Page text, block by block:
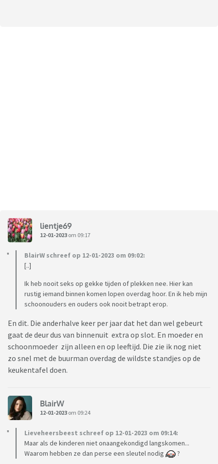
lientje69
12-01-2023 om 09:17
BlairW schreef op 12-01-2023 om 09:02:
[..]
Ik heb nooit seks op gekke tijden of plekken nee. Hier kan
rustig iemand binnen komen lopen overdag hoor. En ik heb mijn
schoonouders en ouders ook nooit betrapt erop.
En dit. Die anderhalve keer per jaar dat het dan wel gebeurt
gaat de deur dus van binnenuit extra op slot. En moeder en
schoonmoeder zijn alleen en op leeftijd. Die zie ik nog niet
zo snel met de buurman overdag de wildste standjes op de
keukentafel doen.
BlairW
12-01-2023 om 09:24
Lieveheersbeest schreef op 12-01-2023 om 09:14:
Maar als de kinderen niet onaangekondigd langskomen...
Waarom hebben ze dan perse een sleutel nodig
?